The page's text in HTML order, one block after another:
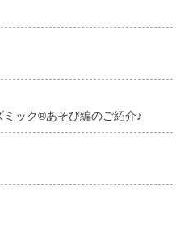
ック®あそび編のご紹介♪